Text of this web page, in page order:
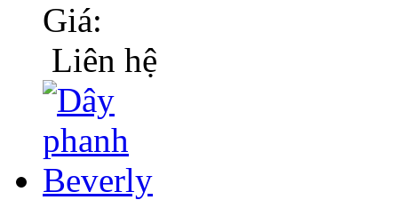
Giá:
Liên hệ